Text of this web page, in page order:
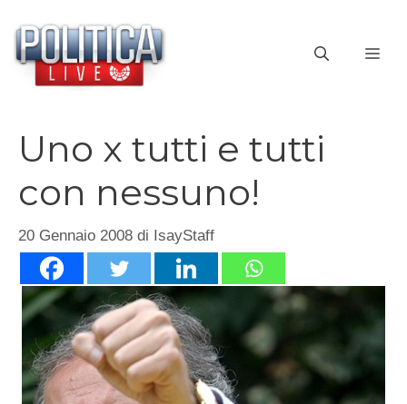
contenuto
Uno x tutti e tutti
con nessuno!
20 Gennaio 2008 di IsayStaff